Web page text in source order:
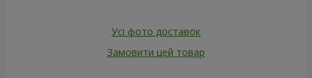
Усі фото доставок
Замовити цей товар